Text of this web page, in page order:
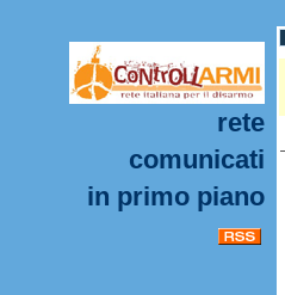
rete
comunicati
in primo piano